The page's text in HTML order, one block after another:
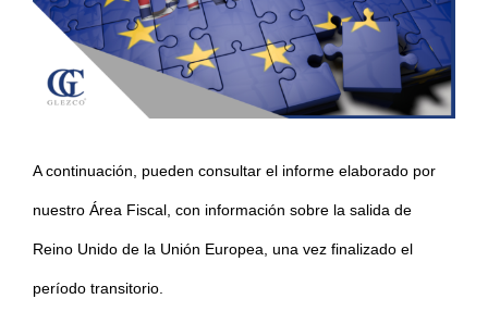
grande
A continuación, pueden consultar el informe elaborado por
nuestro Área Fiscal, con información sobre la salida de
Reino Unido de la Unión Europea, una vez finalizado el
período transitorio.